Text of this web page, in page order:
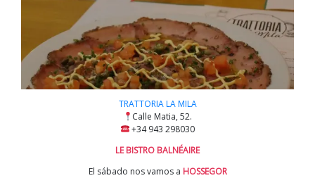
TRATTORIA LA MILA
Calle Matia, 52.
+34 943 298030
LE BISTRO BALNÉAIRE
El sábado nos vamos a HOSSEGOR